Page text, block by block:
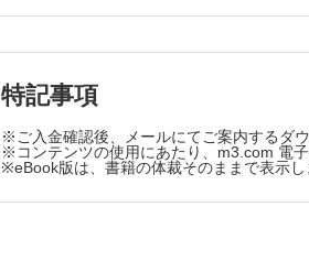
新潟県難
（PST）に
2 国立病
MEMO
事例 進行期の患者で対応に苦慮した
MEMO QOLと生きがい
2 薬剤師
薬物療法で問題になりやすい点とその対
事例 服薬コンプライアンスが悪化し
特記事項
※ご入金確認後、メールにてご案内するダ
※コンテンツの使用にあたり、m3.com 電子
※eBook版は、書籍の体裁そのままで表示